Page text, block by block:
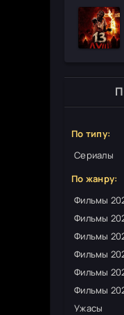
По типу:
Сериалы
По жанру:
Фильмы
Фильмы
Фильмы
Фильмы
Фильмы
Фильмы
Ужасы